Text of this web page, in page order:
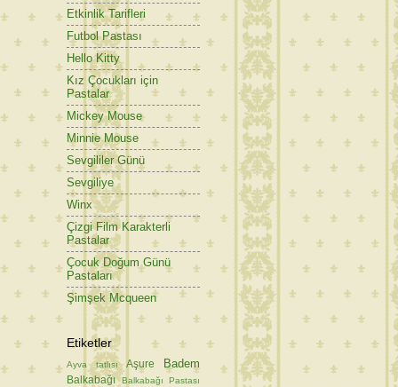
Etkinlik Tarifleri
Futbol Pastası
Hello Kitty
Kız Çocukları için
Pastalar
Mickey Mouse
Minnie Mouse
Sevgililer Günü
Sevgiliye
Winx
Çizgi Film Karakterli
Pastalar
Çocuk Doğum Günü
Pastaları
Şimşek Mcqueen
Etiketler
Ayva tatlısı Aşure Badem
Balkabağı Balkabağı Pastası